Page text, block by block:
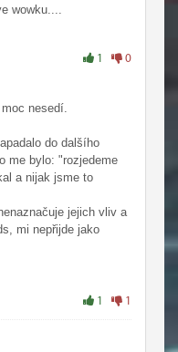
wowku....
1 0
nesedí.
do dalšího
me bylo: "rozjedeme
a nijak jsme to
jejich vliv a
mi nepřijde jako
1 1